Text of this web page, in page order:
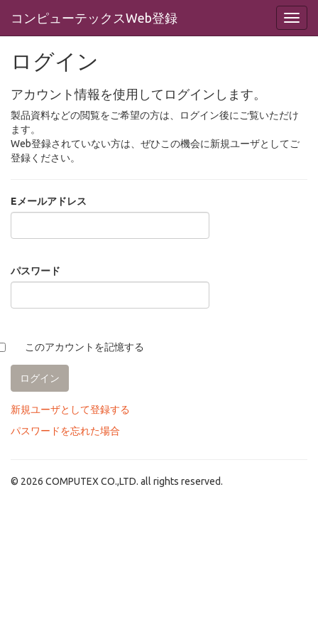
コンピューテックスWeb登録
ログイン
アカウント情報を使用してログインします。
製品資料などの閲覧をご希望の方は、ログイン後にご覧いただけ
ます。
Web登録されていない方は、ぜひこの機会に新規ユーザとしてご
登録ください。
Eメールアドレス
パスワード
このアカウントを記憶する
新規ユーザとして登録する
パスワードを忘れた場合
© 2026 COMPUTEX CO.,LTD. all rights reserved.